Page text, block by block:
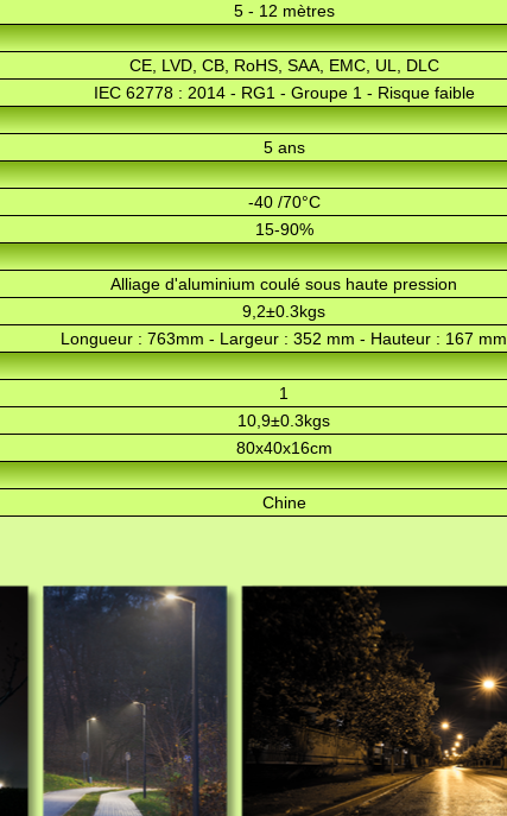
5 - 12 mètres
CE, LVD, CB, RoHS, SAA, EMC, UL, DLC
IEC 62778 : 2014 - RG1 - Groupe 1 - Risque faible
5 ans
-40 /70°C
15-90%
Alliage d'aluminium coulé sous haute pression
9,2±0.3kgs
Longueur : 763mm - Largeur : 352 mm - Hauteur : 167 mm
1
10,9±0.3kgs
80x40x16cm
Chine